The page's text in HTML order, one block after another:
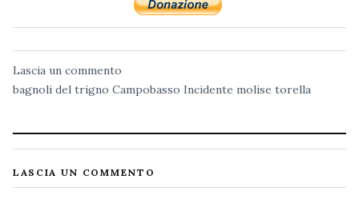
Lascia un commento
bagnoli del trigno Campobasso Incidente molise torella
LASCIA UN COMMENTO